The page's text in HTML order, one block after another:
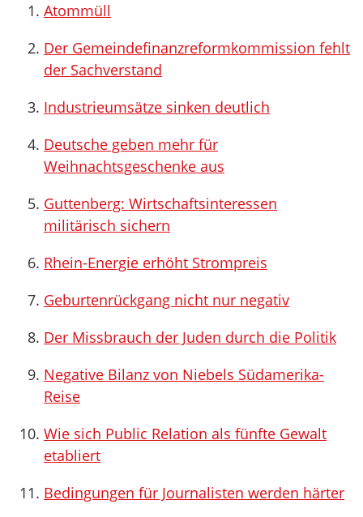
Atommüll
Der Gemeindefinanzreformkommission fehlt
der Sachverstand
Industrieumsätze sinken deutlich
Deutsche geben mehr für
Weihnachtsgeschenke aus
Guttenberg: Wirtschaftsinteressen
militärisch sichern
Rhein-Energie erhöht Strompreis
Geburtenrückgang nicht nur negativ
Der Missbrauch der Juden durch die Politik
Negative Bilanz von Niebels Südamerika-
Reise
Wie sich Public Relation als fünfte Gewalt
etabliert
Bedingungen für Journalisten werden härter